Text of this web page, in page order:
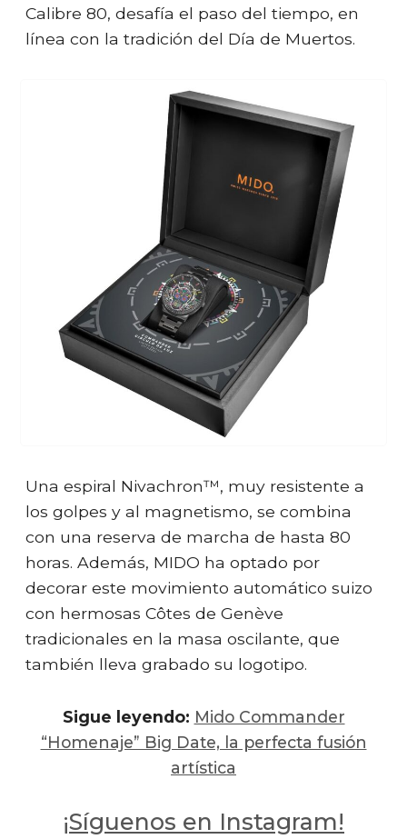
Calibre 80, desafía el paso del tiempo, en
línea con la tradición del Día de Muertos.
Una espiral Nivachron™, muy resistente a
los golpes y al magnetismo, se combina
con una reserva de marcha de hasta 80
horas. Además, MIDO ha optado por
decorar este movimiento automático suizo
con hermosas Côtes de Genève
tradicionales en la masa oscilante, que
también lleva grabado su logotipo.
Sigue leyendo: Mido Commander
“Homenaje” Big Date, la perfecta fusión
artística
¡Síguenos en Instagram!